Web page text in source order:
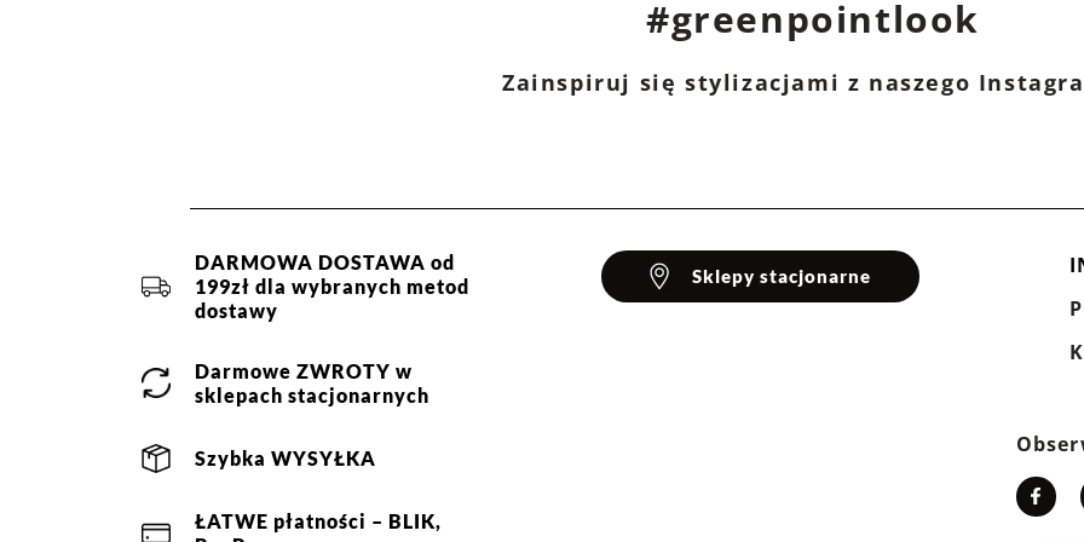
#greenpointlook
Zainspiruj się stylizacjami z naszego
DARMOWA DOSTAWA od
199zł dla wybranych metod
dostawy
Darmowe ZWROTY w
sklepach stacjonarnych
Szybka WYSYŁKA
ŁATWE płatności – BLIK,
Sklepy stacjonarne